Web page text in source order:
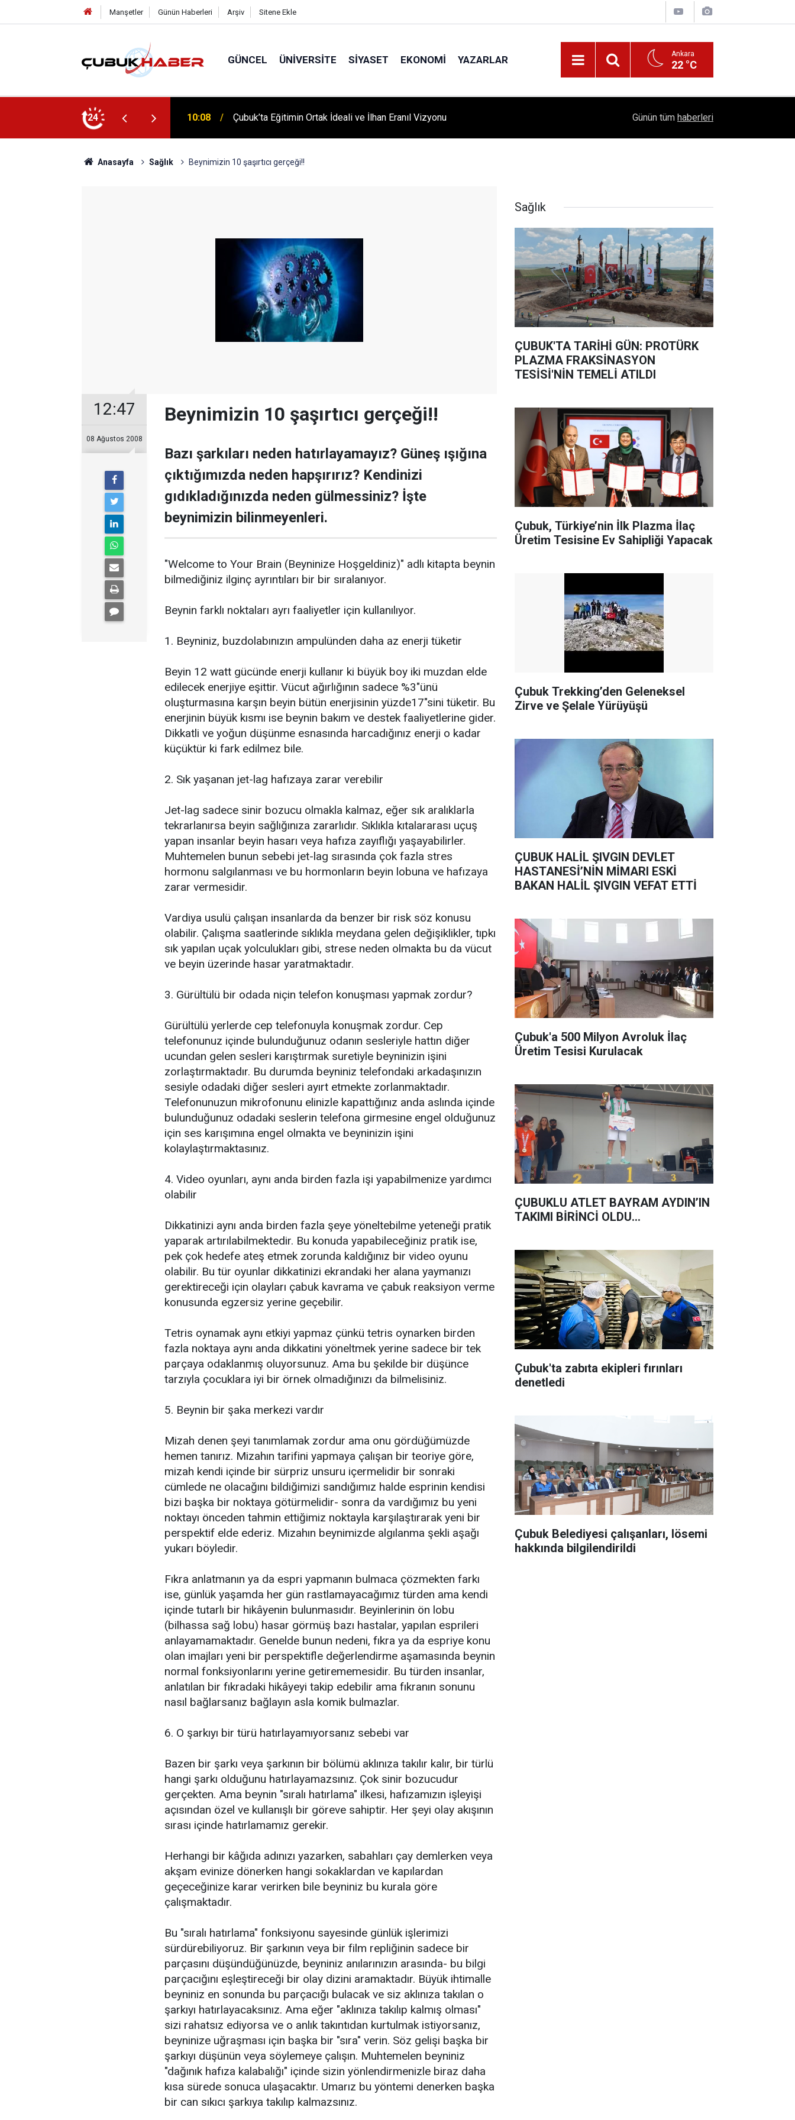
Manşetler Günün Haberleri Arşiv Sitene Ekle
GÜNCEL ÜNIVERSITE SIYASET EKONOMI YAZARLAR Ankara
22 °C
24
Eranıl Vizyonu 12:06 ÇUBUK’TA ‘YAZA MERHABA’ COŞKUSU: Kursiyerler Gönüllerince Eğlendi! 1504 Kep, Tek Bir Hedef: Bilim Kenti Çubuk
Günün tüm haberleri
Anasayfa Sağlık Beynimizin 10 şaşırtıcı gerçeği!!
12:47
08 Ağustos 2008
Beynimizin 10 şaşırtıcı gerçeği!!
Bazı şarkıları neden hatırlayamayız? Güneş ışığına
çıktığımızda neden hapşırırız? Kendinizi
gıdıkladığınızda neden gülmessiniz? İşte
beynimizin bilinmeyenleri.
"Welcome to Your Brain (Beyninize Hoşgeldiniz)" adlı kitapta beynin
bilmediğiniz ilginç ayrıntıları bir bir sıralanıyor.
Beynin farklı noktaları ayrı faaliyetler için kullanılıyor.
1. Beyniniz, buzdolabınızın ampulünden daha az enerji tüketir
Beyin 12 watt gücünde enerji kullanır ki büyük boy iki muzdan elde
edilecek enerjiye eşittir. Vücut ağırlığının sadece %3"ünü
oluşturmasına karşın beyin bütün enerjisinin yüzde17"sini tüketir. Bu
enerjinin büyük kısmı ise beynin bakım ve destek faaliyetlerine gider.
Dikkatli ve yoğun düşünme esnasında harcadığınız enerji o kadar
küçüktür ki fark edilmez bile.
2. Sık yaşanan jet-lag hafızaya zarar verebilir
Jet-lag sadece sinir bozucu olmakla kalmaz, eğer sık aralıklarla
tekrarlanırsa beyin sağlığınıza zararlıdır. Sıklıkla kıtalararası uçuş
yapan insanlar beyin hasarı veya hafıza zayıflığı yaşayabilirler.
Muhtemelen bunun sebebi jet-lag sırasında çok fazla stres
hormonu salgılanması ve bu hormonların beyin lobuna ve hafızaya
zarar vermesidir.
Vardiya usulü çalışan insanlarda da benzer bir risk söz konusu
olabilir. Çalışma saatlerinde sıklıkla meydana gelen değişiklikler, tıpkı
sık yapılan uçak yolculukları gibi, strese neden olmakta bu da vücut
ve beyin üzerinde hasar yaratmaktadır.
3. Gürültülü bir odada niçin telefon konuşması yapmak zordur?
Gürültülü yerlerde cep telefonuyla konuşmak zordur. Cep
telefonunuz içinde bulunduğunuz odanın sesleriyle hattın diğer
ucundan gelen sesleri karıştırmak suretiyle beyninizin işini
zorlaştırmaktadır. Bu durumda beyniniz telefondaki arkadaşınızın
sesiyle odadaki diğer sesleri ayırt etmekte zorlanmaktadır.
Telefonunuzun mikrofonunu elinizle kapattığınız anda aslında içinde
bulunduğunuz odadaki seslerin telefona girmesine engel olduğunuz
için ses karışımına engel olmakta ve beyninizin işini
kolaylaştırmaktasınız.
4. Video oyunları, aynı anda birden fazla işi yapabilmenize yardımcı
olabilir
Dikkatinizi aynı anda birden fazla şeye yöneltebilme yeteneği pratik
yaparak artırılabilmektedir. Bu konuda yapabileceğiniz pratik ise,
pek çok hedefe ateş etmek zorunda kaldığınız bir video oyunu
olabilir. Bu tür oyunlar dikkatinizi ekrandaki her alana yaymanızı
gerektireceği için olayları çabuk kavrama ve çabuk reaksiyon verme
konusunda egzersiz yerine geçebilir.
Tetris oynamak aynı etkiyi yapmaz çünkü tetris oynarken birden
fazla noktaya aynı anda dikkatini yöneltmek yerine sadece bir tek
parçaya odaklanmış oluyorsunuz. Ama bu şekilde bir düşünce
tarzıyla çocuklara iyi bir örnek olmadığınızı da bilmelisiniz.
5. Beynin bir şaka merkezi vardır
Mizah denen şeyi tanımlamak zordur ama onu gördüğümüzde
hemen tanırız. Mizahın tarifini yapmaya çalışan bir teoriye göre,
mizah kendi içinde bir sürpriz unsuru içermelidir bir sonraki
cümlede ne olacağını bildiğimizi sandığımız halde esprinin kendisi
bizi başka bir noktaya götürmelidir- sonra da vardığımız bu yeni
noktayı önceden tahmin ettiğimiz noktayla karşılaştırarak yeni bir
perspektif elde ederiz. Mizahın beynimizde algılanma şekli aşağı
yukarı böyledir.
Fıkra anlatmanın ya da espri yapmanın bulmaca çözmekten farkı
ise, günlük yaşamda her gün rastlamayacağımız türden ama kendi
içinde tutarlı bir hikâyenin bulunmasıdır. Beyinlerinin ön lobu
(bilhassa sağ lobu) hasar görmüş bazı hastalar, yapılan esprileri
anlayamamaktadır. Genelde bunun nedeni, fıkra ya da espriye konu
olan imajları yeni bir perspektifle değerlendirme aşamasında beynin
normal fonksiyonlarını yerine getirememesidir. Bu türden insanlar,
anlatılan bir fıkradaki hikâyeyi takip edebilir ama fıkranın sonunu
nasıl bağlarsanız bağlayın asla komik bulmazlar.
6. O şarkıyı bir türü hatırlayamıyorsanız sebebi var
Bazen bir şarkı veya şarkının bir bölümü aklınıza takılır kalır, bir türlü
hangi şarkı olduğunu hatırlayamazsınız. Çok sinir bozucudur
gerçekten. Ama beynin "sıralı hatırlama" ilkesi, hafızamızın işleyişi
açısından özel ve kullanışlı bir göreve sahiptir. Her şeyi olay akışının
sırası içinde hatırlamamız gerekir.
Herhangi bir kâğıda adınızı yazarken, sabahları çay demlerken veya
akşam evinize dönerken hangi sokaklardan ve kapılardan
geçeceğinize karar verirken bile beyniniz bu kurala göre
çalışmaktadır.
Bu "sıralı hatırlama" fonksiyonu sayesinde günlük işlerimizi
sürdürebiliyoruz. Bir şarkının veya bir film repliğinin sadece bir
parçasını düşündüğünüzde, beyniniz anılarınızın arasında- bu bilgi
parçacığını eşleştireceği bir olay dizini aramaktadır. Büyük ihtimalle
beyniniz en sonunda bu parçacığı bulacak ve siz aklınıza takılan o
şarkıyı hatırlayacaksınız. Ama eğer "aklınıza takılıp kalmış olması"
sizi rahatsız ediyorsa ve o anlık takıntıdan kurtulmak istiyorsanız,
beyninize uğraşması için başka bir "sıra" verin. Söz gelişi başka bir
şarkıyı düşünün veya söylemeye çalışın. Muhtemelen beyniniz
"dağınık hafıza kalabalığı" içinde sizin yönlendirmenizle biraz daha
kısa sürede sonuca ulaşacaktır. Umarız bu yöntemi denerken başka
bir can sıkıcı şarkıya takılıp kalmazsınız.
Sağlık
ÇUBUK'TA TARİHİ GÜN: PROTÜRK
PLAZMA FRAKSİNASYON
TESİSİ'NİN TEMELİ ATILDI
Çubuk, Türkiye’nin İlk Plazma İlaç
Üretim Tesisine Ev Sahipliği Yapacak
Çubuk Trekking’den Geleneksel
Zirve ve Şelale Yürüyüşü
ÇUBUK HALİL ŞIVGIN DEVLET
HASTANESİ’NİN MİMARI ESKİ
BAKAN HALİL ŞIVGIN VEFAT ETTİ
Çubuk'a 500 Milyon Avroluk İlaç
Üretim Tesisi Kurulacak
ÇUBUKLU ATLET BAYRAM AYDIN’IN
TAKIMI BİRİNCİ OLDU...
Çubuk'ta zabıta ekipleri fırınları
denetledi
Çubuk Belediyesi çalışanları, lösemi
hakkında bilgilendirildi